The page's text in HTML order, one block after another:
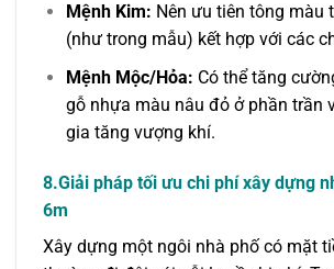
Mệnh Kim: Nên ưu tiên tông màu
(như trong mẫu) kết hợp với các
Mệnh Mộc/Hỏa: Có thể tăng
gỗ nhựa màu nâu đỏ ở phần trần
gia tăng vượng khí.
8.Giải pháp tối ưu chi phí xây dựng
6m
Xây dựng một ngôi nhà phố có mặt